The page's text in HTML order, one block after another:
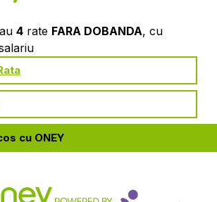
4 rate FARA DOBANDA, cu
cu ONEY